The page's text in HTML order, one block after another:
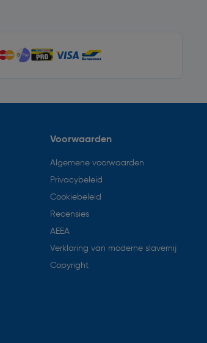
Voorwaarden
Algemene voorwaarden
Privacybeleid
Cookiebeleid
Recensies
AEEA
Verklaring van moderne slavernij
Copyright